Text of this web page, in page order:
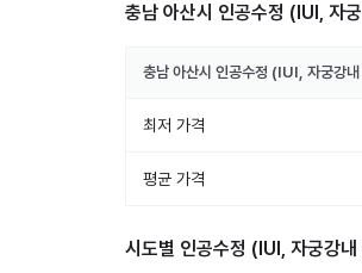
충남 아산시 인공수정 (IUI, 자
충남 아산시 인공수정 (IUI, 자궁강내
최저 가격
평균 가격
시도별 인공수정 (IUI, 자궁강